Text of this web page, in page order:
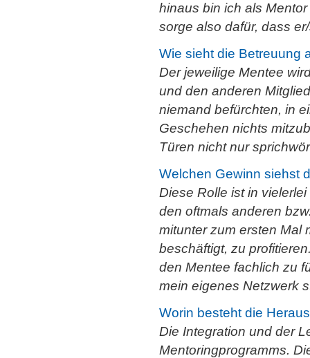
hinaus bin ich als
sorge also dafür, dass
Wie sieht die Betreuung
Der jeweilige Mentee
und den anderen
niemand befürchten, in
Geschehen nichts
Türen nicht nur
Welchen Gewinn siehst
Diese Rolle ist in
den oftmals anderen
mitunter zum ersten Mal
beschäftigt, zu
den Mentee fachlich zu
mein eigenes Netzwerk
Worin besteht die
Die Integration und der
Mentoringprogramms.